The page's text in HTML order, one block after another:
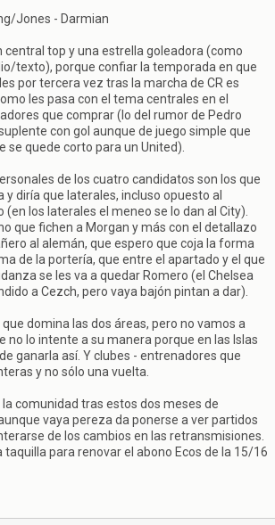
Jones - Darmian
central top y una estrella goleadora (como
texto), porque confiar la temporada en que
por tercera vez tras la marcha de CR es
les pasa con el tema centrales en el
que comprar (lo del rumor de Pedro
con gol aunque de juego simple que
se quede corto para un United).
de los cuatro candidatos son los que
diría que laterales, incluso opuesto al
(en los laterales el meneo se lo dan al City).
que fichen a Morgan y más con el detallazo
al alemán, que espero que coja la forma
de la portería, que entre el apartado y el que
se les va a quedar Romero (el Chelsea
a Cezch, pero vaya bajón pintan a dar).
que domina las dos áreas, pero no vamos a
no lo intente a su manera porque en las Islas
ganarla así. Y clubes - entrenadores que
y no sólo una vuelta.
comunidad tras estos dos meses de
vaya pereza da ponerse a ver partidos
de los cambios en las retransmisiones.
taquilla para renovar el abono Ecos de la 15/16